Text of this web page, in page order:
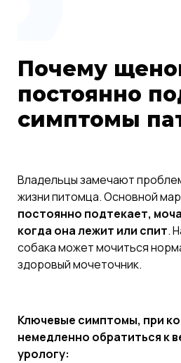
Почему
постоянно
симптомы
Владельцы замечают
жизни питомца. Основной
постоянно подтекает,
когда она лежит или спит.
собака может мочиться
здоровый мочеточник.
Ключевые симптомы, при
немедленно обратиться к
урологу: